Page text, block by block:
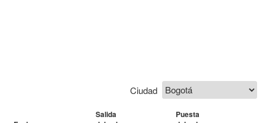
Ciudad
Salida
Puesta